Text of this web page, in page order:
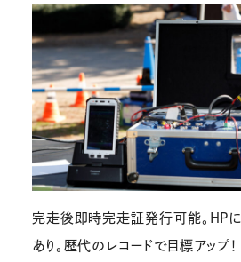
完走後即時完走証発行可能。HP
あり。歴代のレコードで目標アップ！